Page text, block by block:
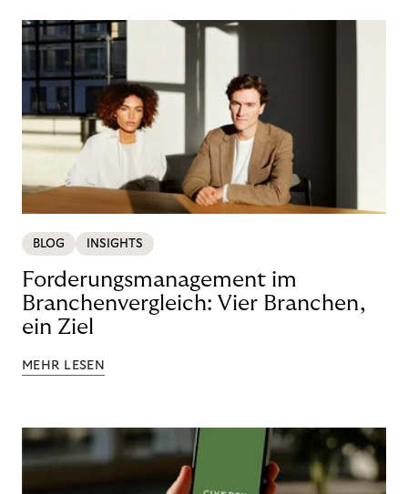
BLOG INSIGHTS
Forderungsmanagement im
Branchenvergleich: Vier Branchen,
ein Ziel
MEHR LESEN